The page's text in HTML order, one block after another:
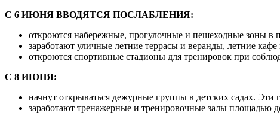
С 6 ИЮНЯ ВВОДЯТСЯ ПОСЛАБЛЕНИЯ:
откроются набережные, прогулочные и пешеходные зоны в
заработают уличные летние террасы и веранды, летние
откроются спортивные стадионы для тренировок при
С 8 ИЮНЯ:
начнут открываться дежурные группы в детских садах.
заработают тренажерные и тренировочные залы площадью